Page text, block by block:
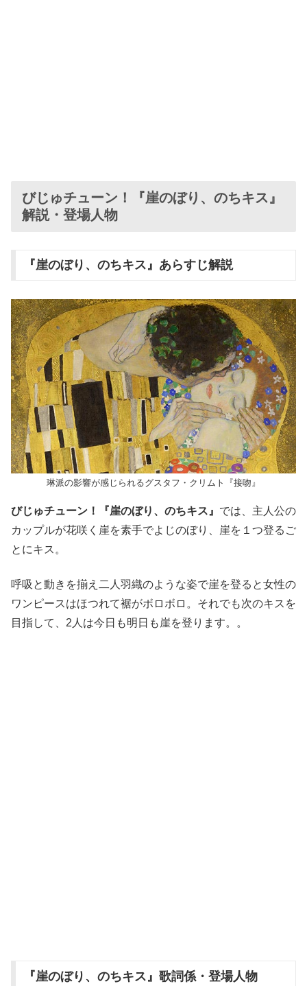
びじゅチューン！『崖のぼり、のちキス』
解説・登場人物
『崖のぼり、のちキス』あらすじ解説
琳派の影響が感じられるグスタフ・クリムト『接吻』
びじゅチューン！『崖のぼり、のちキス』 では、主人公の
カップルが花咲く崖を素手でよじのぼり、崖を１つ登るご
とにキス。
呼吸と動きを揃え二人羽織のような姿で崖を登ると女性の
ワンピースはほつれて裾がボロボロ。それでも次のキスを
目指して、2人は今日も明日も崖を登ります。。
『崖のぼり、のちキス』歌詞係・登場人物